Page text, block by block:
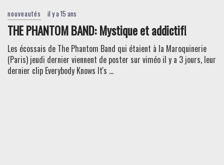
nouveautés il y a 15 ans
THE PHANTOM BAND: Mystique et addictif!
Les écossais de The Phantom Band qui étaient à la Maroquinerie
(Paris) jeudi dernier viennent de poster sur viméo il y a 3 jours, leur
dernier clip Everybody Knows It's ...